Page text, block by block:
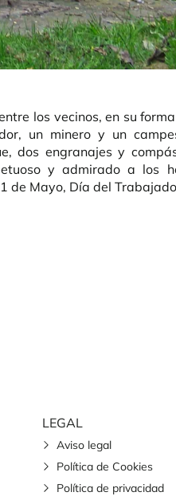
los vecinos, en su
un minero y un
dos engranajes y
y admirado a los
de Mayo, Día del
LEGAL
Aviso legal
Política de Cookies
Política de privacidad